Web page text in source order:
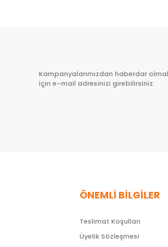
Kampanyalarımızdan haberdar
için e-mail adresinizi girebilirsiniz.
ÖNEMLİ BİLGİLER
Teslimat Koşulları
Üyelik Sözleşmesi